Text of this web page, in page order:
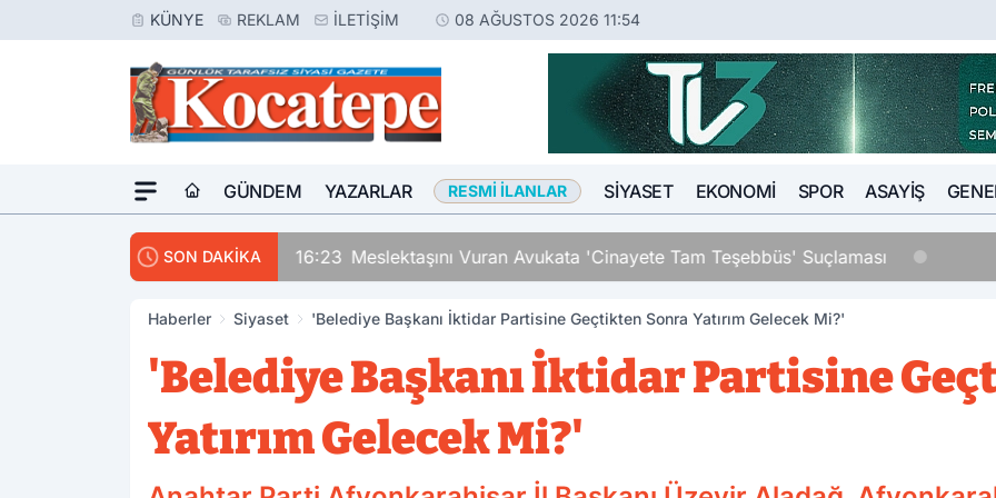
KÜNYE REKLAM İLETIŞIM 08 AĞUSTOS 2026 11:54
GÜNDEM YAZARLAR RESMI İLANLAR SIYASET EKONOMI SPOR ASAYIŞ
SON DAKİKA 16:23 Meslektaşını Vuran Avukata 'Cinayete Tam Teşebbüs' Suçlaması
Haberler Siyaset 'Belediye Başkanı İktidar Partisine Geçtikten Sonra Yatırım Gelecek Mi?'
'Belediye Başkanı İktidar Partisine
Yatırım Gelecek Mi?'